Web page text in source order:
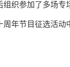
织参加了多场
年节目征选活